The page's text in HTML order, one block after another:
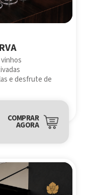
e desfrute de
COMPRAR
AGORA